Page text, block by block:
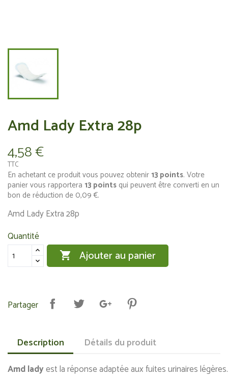
Amd Lady Extra 28p
4,58 €
TTC
En achetant ce produit vous pouvez obtenir13 points. Votre
panier vous rapportera 13 points qui peuvent être converti en un
bon de réduction de 0,09 €.
Amd Lady Extra 28p
Quantité
 Ajouter au panier
Partager
Description Détails du produit
Amd ladyest la réponse adaptée aux fuites urinaires